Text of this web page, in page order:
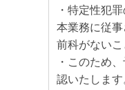
・特定性犯
本業務に従
前科がないこ
・このため
認いたします